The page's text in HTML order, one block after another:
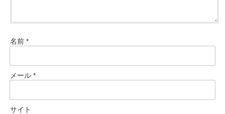
名前 *
メール *
サイト